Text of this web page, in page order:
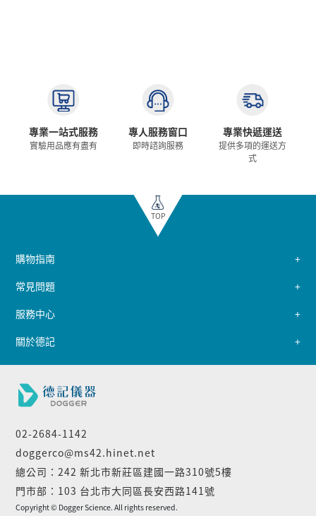
專業一站式服務
實驗用品應有盡有
專人服務窗口
即時諮詢服務
專業快遞運送
提供多項的運送方
式
TOP
02-2684-1142
doggerco@ms42.hinet.net
總公司：242 新北市新莊區建國一路310號5樓
門市部：103 台北市大同區長安西路141號
購物指南
常見問題
服務中心
關於德記
Copyright © Dogger Science. All rights reserved.